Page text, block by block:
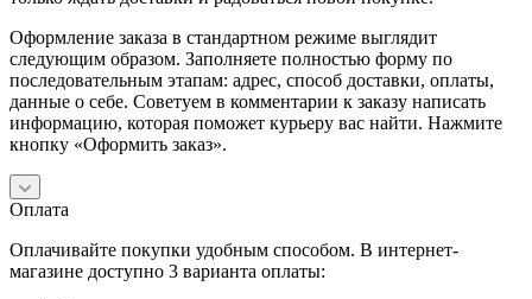
Оформление заказа в стандартном режиме выглядит
следующим образом. Заполняете полностью форму по
последовательным этапам: адрес, способ доставки, оплаты,
данные о себе. Советуем в комментарии к заказу написать
информацию, которая поможет курьеру вас найти. Нажмите
кнопку «Оформить заказ».
Оплата
Оплачивайте покупки удобным способом. В интернет-
магазине доступно 3 варианта оплаты: